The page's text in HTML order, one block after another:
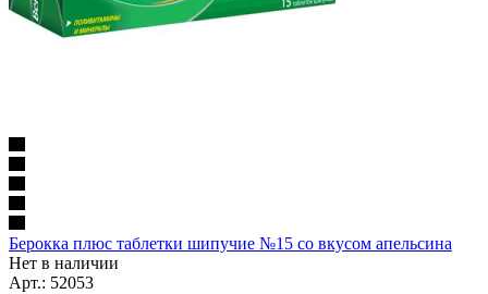
Берокка плюс таблетки шипучие №15 со вкусом апельсина
Нет в наличии
Арт.: 52053